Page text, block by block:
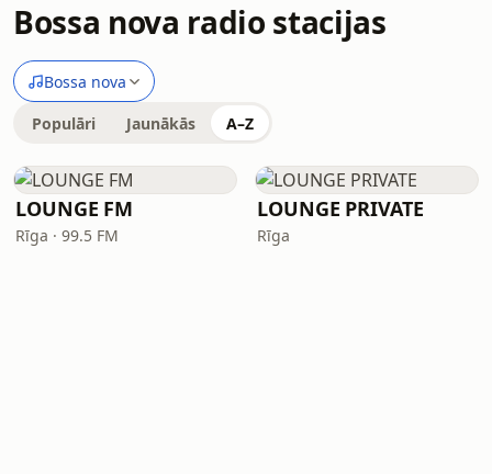
Bossa nova radio stacijas
Bossa nova
Populāri Jaunākās A–Z
LOUNGE FM
Rīga · 99.5 FM
LOUNGE PRIVATE
Rīga